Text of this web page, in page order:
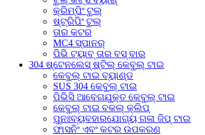
କ୍ରିମ୍ପିଂ ଟୁଲ୍
ଷ୍ଟ୍ରିପିଂ ଟୁଲ୍
ତାର କଟର
MC4 ସ୍ପାନର୍
ପିଭି ଟ୍ୟାବ୍ ତାର ବସ୍ ବାର
304 ଷ୍ଟେନଲେସ୍ ଷ୍ଟିଲ୍ କେବୁଲ୍ ଟାଇ
କେବୁଲ୍ ଟାଇ ବ୍ୟାଣ୍ଡ
SUS 304 କେବୁଲ୍ ଟାଇ
ପିଭିସି ଆବେଗଯୁକ୍ତ କେବୁଲ୍ ଟାଇ
କେବୁଲ୍ ଟାଇ ବକଲ୍ କ୍ଲିପ୍
ପୁନଃବ୍ୟବହାରଯୋଗ୍ୟ ଗଳା ଜିପ୍ ଟାଇ
ଫାସନିଂ ଏବଂ କଟର ଉପକରଣ